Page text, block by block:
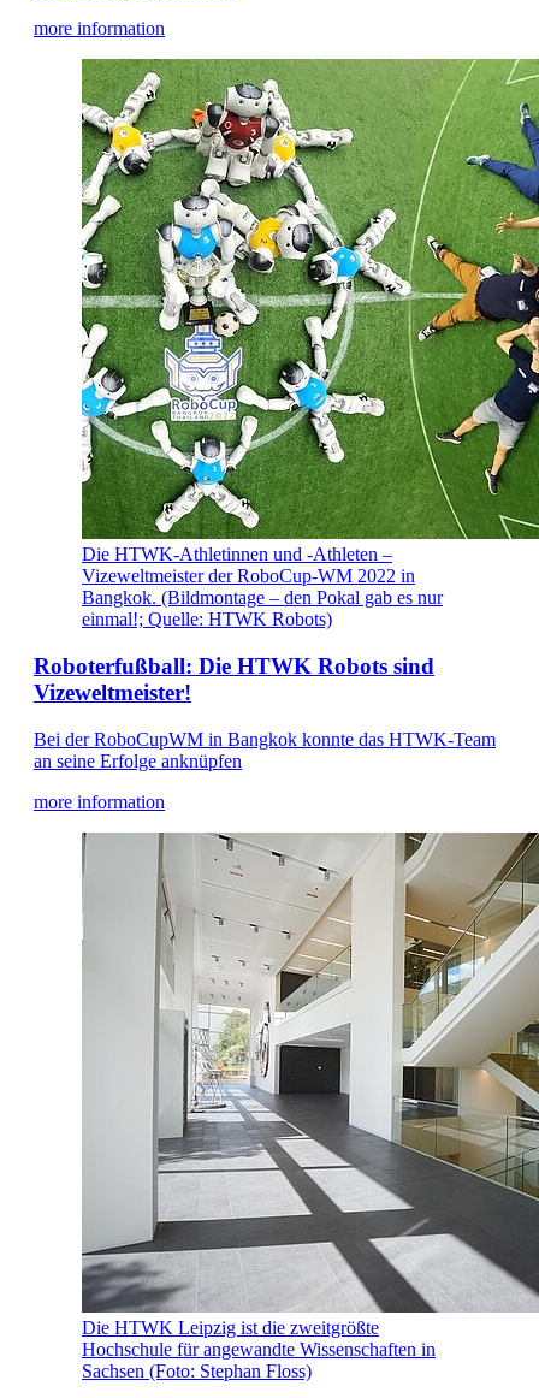
more information
Die HTWK-Athletinnen und -Athleten –
Vizeweltmeister der RoboCup-WM 2022 in
Bangkok. (Bildmontage – den Pokal gab es nur
einmal!; Quelle: HTWK Robots)
Roboterfußball: Die HTWK Robots sind
Vizeweltmeister!
Bei der RoboCupWM in Bangkok konnte das HTWK-Team
an seine Erfolge anknüpfen
more information
Die HTWK Leipzig ist die zweitgrößte
Hochschule für angewandte Wissenschaften in
Sachsen (Foto: Stephan Floss)